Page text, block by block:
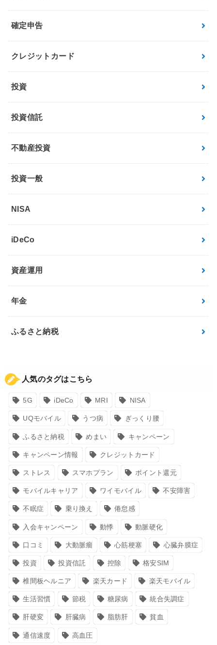
確定申告
クレジットカード
投資
投資信託
不動産投資
投資一般
NISA
iDeCo
資産運用
年金
ふるさと納税
人気のタグはこちら
5G iDeCo MRI NISA
UQモバイル うつ病 ぎっくり腰
ふるさと納税 めまい キャンペーン
キャンペーン情報 クレジットカード
ストレス スマホプラン ポイント還元
モバイルキャリア ワイモバイル 不安障害
不眠症 乗り換え 倦怠感
入会キャンペーン 動悸 動脈硬化
口コミ 大動脈瘤 心筋梗塞 心臓弁膜症
投資 投資信託 控除 格安SIM
椎間板ヘルニア 楽天カード 楽天モバイル
生活習慣 節税 糖尿病 統合失調症
肝硬変 肝臓病 脂肪肝 貧血
通信速度 高血圧